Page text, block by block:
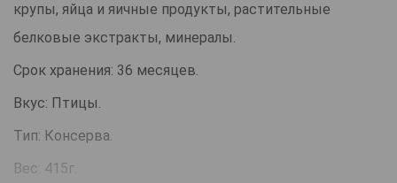
крупы, яйца и яичные продукты, растительные
белковые экстракты, минералы.
Срок хранения: 36 месяцев.
Вкус: Птицы.
Тип: Консерва.
Вес: 415г.